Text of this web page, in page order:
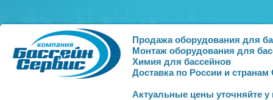
Продажа оборудования для
Монтаж оборудования для
Химия для бассейнов
Доставка по России и
Актуальные цены уточняйте